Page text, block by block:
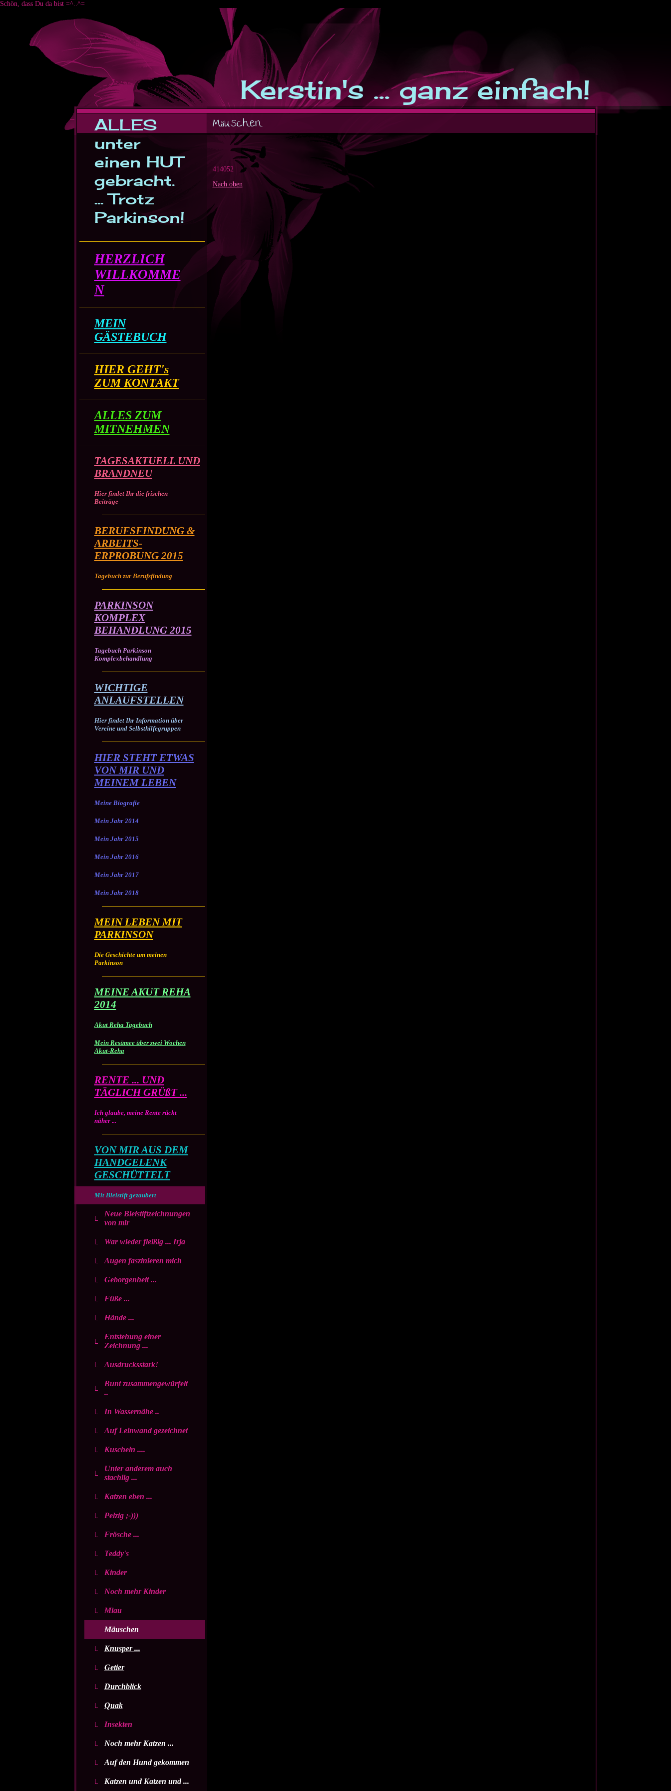
Schön, dass Du da bist =^..^=
Kerstin's ... ganz einfach!
ALLES
unter
einen HUT
gebracht.
... Trotz
Parkinson!
HERZLICH
WILLKOMME
N
MEIN
GÄSTEBUCH
HIER GEHT's
ZUM KONTAKT
ALLES ZUM
MITNEHMEN
TAGESAKTUELL UND
BRANDNEU
Hier findet Ihr die frischen
Beiträge
BERUFSFINDUNG &
ARBEITS-
ERPROBUNG 2015
Tagebuch zur Berufsfindung
PARKINSON
KOMPLEX
BEHANDLUNG 2015
Tagebuch Parkinson
Komplexbehandlung
WICHTIGE
ANLAUFSTELLEN
Hier findet Ihr Information über
Vereine und Selbsthilfegruppen
HIER STEHT ETWAS
VON MIR UND
MEINEM LEBEN
Meine Biografie
Mein Jahr 2014
Mein Jahr 2015
Mein Jahr 2016
Mein Jahr 2017
Mein Jahr 2018
MEIN LEBEN MIT
PARKINSON
Die Geschichte um meinen
Parkinson
MEINE AKUT REHA
2014
Akut Reha Tagebuch
Mein Resümee über zwei Wochen
Akut-Reha
RENTE ... UND
TÄGLICH GRÜßT ...
Ich glaube, meine Rente rückt
näher ...
VON MIR AUS DEM
HANDGELENK
GESCHÜTTELT
Mit Bleistift gezaubert
Neue Bleistiftzeichnungen
von mir
War wieder fleißig ... Irja
Augen faszinieren mich
Geborgenheit ...
Füße ...
Hände ...
Entstehung einer
Zeichnung ...
Ausdrucksstark!
Bunt zusammengewürfelt
..
In Wassernähe ..
Auf Leinwand gezeichnet
Kuscheln ....
Unter anderem auch
stachlig ...
Katzen eben ...
Pelzig ;-)))
Frösche ...
Teddy's
Kinder
Noch mehr Kinder
Miau
Mäuschen
Knusper ...
Getier
Durchblick
Quak
Insekten
Noch mehr Katzen ...
Auf den Hund gekommen
Katzen und Katzen und ...
Mäuschen
414052
Nach oben